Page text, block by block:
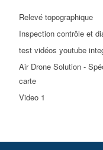
Relevé topographique
Inspection contrôle et
test vidéos youtube
Air Drone Solution -
carte
Video 1